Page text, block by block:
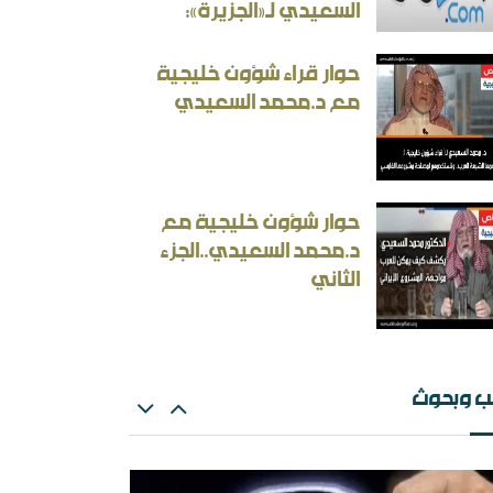
المنطقية والأجوبة غير المنطقية في الحرب
المسكينة ورد على الأستاذ إلهامي وأحمد
السعيدي لـ«الجزيرة»:
حوار قراء شؤون خليجية
مع د.محمد السعيدي
حوار شؤون خليجية مع
د.محمد السعيدي..الجزء
الثاني
وبحوث
الإلزام بالمذهب في الفتيا والقضاء والتعليم